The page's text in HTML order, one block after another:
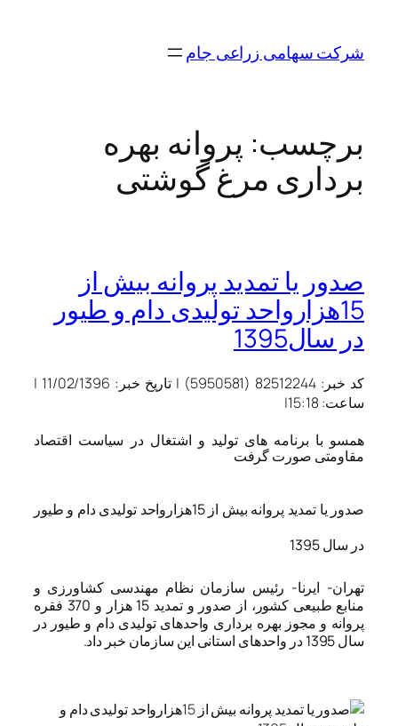
محتواشرکت سهامی زراعی جام
برچسب: پروانه بهره
برداری مرغ گوشتی
صدور یا تمدید پروانه بیش از
15هزارواحد تولیدی دام و طیور
در سال1395
کد خبر: 82512244 (5950581)
| تاریخ خبر: 11/02/1396
|
ساعت: 15:18
|
همسو با برنامه های تولید و اشتغال در سیاست اقتصاد
مقاومتی صورت گرفت
صدور یا تمدید پروانه بیش از 15هزارواحد تولیدی دام و طیور
در سال 1395
تهران- ایرنا- رئیس سازمان نظام مهندسی کشاورزی و
منابع طبیعی کشور، از صدور و تمدید 15 هزار و 370 فقره
پروانه و مجوز بهره برداری واحدهای تولیدی دام و طیور در
سال 1395 در واحدهای استانی این سازمان خبر داد.